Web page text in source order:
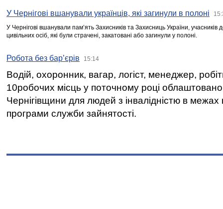
У Чернігові вшанували українців, які загинули в полоні
У Чернігові вшанували пам’ять Захисників та Захисниць України,
цивільних осіб, які були страчені, закатовані або загинули у полоні.
Робота без бар’єрів 15:14
Водій, охоронник, вагар, логіст, менеджер,
10робочих місць у поточному році
Чернігівщини для людей з інвалідністю в межах
програми служби зайнятості.